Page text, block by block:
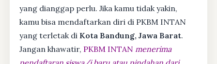
yang dianggap perlu. Jika kamu tidak yakin,
kamu bisa mendaftarkan diri di PKBM INTAN
yang terletak di Kota Bandung, Jawa Barat.
Jangan khawatir, PKBM INTAN menerima